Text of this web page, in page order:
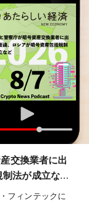
交換業者に出
制法が成立な…
フィンテックに